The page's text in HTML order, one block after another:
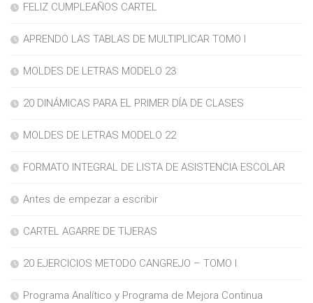
FELIZ CUMPLEAÑOS CARTEL
APRENDO LAS TABLAS DE MULTIPLICAR TOMO I
MOLDES DE LETRAS MODELO 23
20 DINÁMICAS PARA EL PRIMER DÍA DE CLASES
MOLDES DE LETRAS MODELO 22
FORMATO INTEGRAL DE LISTA DE ASISTENCIA ESCOLAR
Antes de empezar a escribir
CARTEL AGARRE DE TIJERAS
20 EJERCICIOS METODO CANGREJO – TOMO I
Programa Analítico y Programa de Mejora Continua